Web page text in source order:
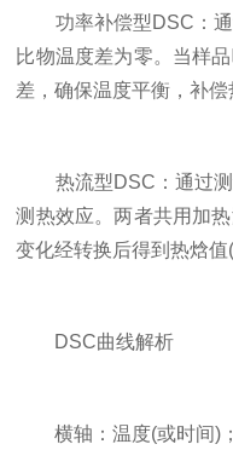
功率补偿型DSC：通
比物温度差为零。当样
差，确保温度平衡，补偿
热流型DSC：通过测
测热效应。两者共用加
变化经转换后得到热焓值
DSC曲线解析
横轴：温度(或时间)；